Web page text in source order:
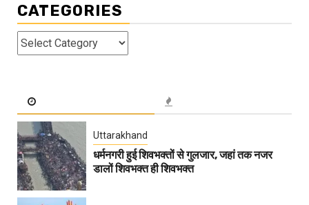
CATEGORIES
Categories
Uttarakhand
धर्मनगरी हुई शिवभक्तों से गुलजार, जहां तक नजर
डालों शिवभक्त ही शिवभक्त